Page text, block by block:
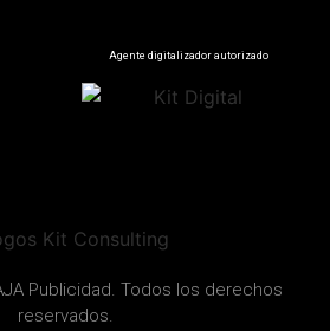
Agente digitalizador autorizado
Publicidad. Todos los derechos
reservados.